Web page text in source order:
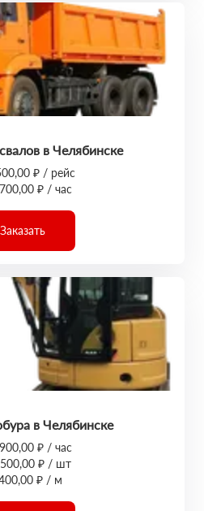
в Челябинске
₽ / рейс
₽ / час
Заказать
в Челябинске
₽ / час
₽ / шт
₽ / м